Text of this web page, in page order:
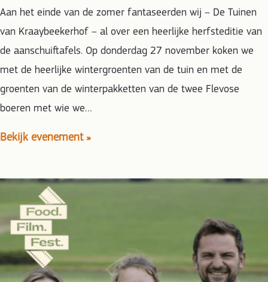
Aan het einde van de zomer fantaseerden wij – De Tuinen
van Kraaybeekerhof – al over een heerlijke herfsteditie van
de aanschuiftafels. Op donderdag 27 november koken we
met de heerlijke wintergroenten van de tuin en met de
groenten van de winterpakketten van de twee Flevose
boeren met wie we…
Bekijk evenement »